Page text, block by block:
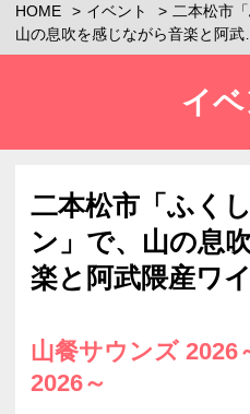
HOME イベント
二本松市
山の息吹を感じながら音楽と阿武…
イベ
二本松市「ふく
ン」で、山の息
楽と阿武隈産ワ
山餐サウンズ 2026
2026～